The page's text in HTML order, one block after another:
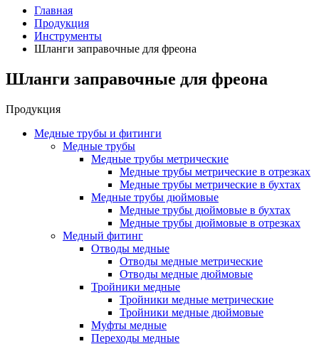
Главная
Продукция
Инструменты
Шланги заправочные для фреона
Шланги заправочные для фреона
Продукция
Медные трубы и фитинги
Медные трубы
Медные трубы метрические
Медные трубы метрические в отрезках
Медные трубы метрические в бухтах
Медные трубы дюймовые
Медные трубы дюймовые в бухтах
Медные трубы дюймовые в отрезках
Медный фитинг
Отводы медные
Отводы медные метрические
Отводы медные дюймовые
Тройники медные
Тройники медные метрические
Тройники медные дюймовые
Муфты медные
Переходы медные